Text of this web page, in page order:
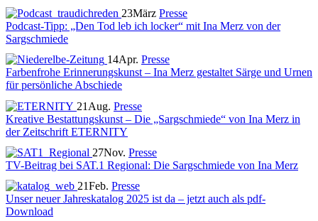
23März Presse
Podcast-Tipp: „Den Tod leb ich locker“ mit Ina Merz von der
Sargschmiede
14Apr. Presse
Farbenfrohe Erinnerungskunst – Ina Merz gestaltet Särge und Urnen
für persönliche Abschiede
21 Aug. Presse
Kreative Bestattungskunst – Die „Sargschmiede“ von Ina Merz in
der Zeitschrift ETERNITY
27Nov. Presse
TV-Beitrag bei SAT.1 Regional: Die Sargschmiede von Ina Merz
21Feb. Presse
Unser neuer Jahreskatalog 2025 ist da – jetzt auch als pdf-
Download